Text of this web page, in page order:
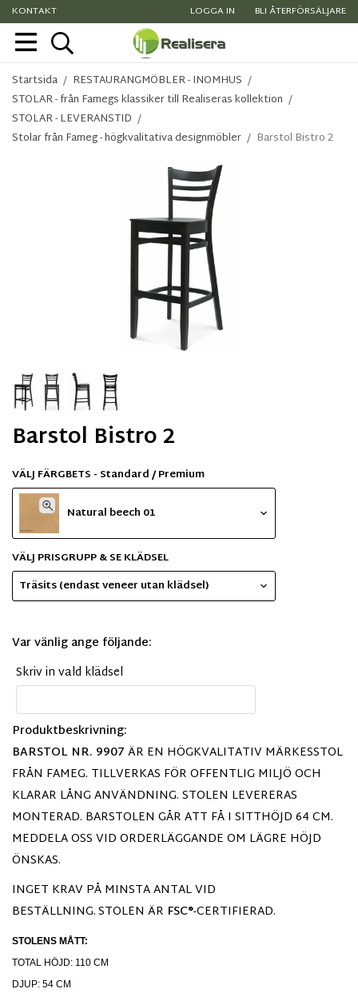
KONTAKT LOGGA IN BLI ÅTERFÖRSÄLJARE
Startsida / RESTAURANGMÖBLER - INOMHUS /
STOLAR - från Famegs klassiker till Realiseras kollektion /
STOLAR - LEVERANSTID /
Stolar från Fameg - högkvalitativa designmöbler / Barstol Bistro 2
Barstol Bistro 2
VÄLJ FÄRGBETS - Standard / Premium
Natural beech 01
VÄLJ PRISGRUPP & SE KLÄDSEL
Träsits (endast veneer utan klädsel)
Var vänlig ange följande:
Skriv in vald klädsel
Produktbeskrivning:
BARSTOL NR. 9907ÄR EN HÖGKVALITATIV MÄRKESSTOL
FRÅN FAMEG. TILLVERKAS FÖR OFFENTLIG MILJÖ OCH
KLARAR LÅNG ANVÄNDNING. STOLEN LEVERERAS
MONTERAD. BARSTOLEN GÅR ATT FÅ I SITTHÖJD 64 CM.
MEDDELA OSS VID ORDERLÄGGANDE OM LÄGRE HÖJD
ÖNSKAS.
INGET KRAV PÅ MINSTA ANTAL VID
BESTÄLLNING.STOLEN ÄR FSC®-CERTIFIERAD.
STOLENS MÅTT:
TOTAL HÖJD: 110 CM
DJUP: 54 CM